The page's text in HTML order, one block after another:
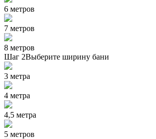
6 метров
7 метров
8 метров
Шаг 2Выберите ширину бани
3 метра
4 метра
4,5 метра
5 метров